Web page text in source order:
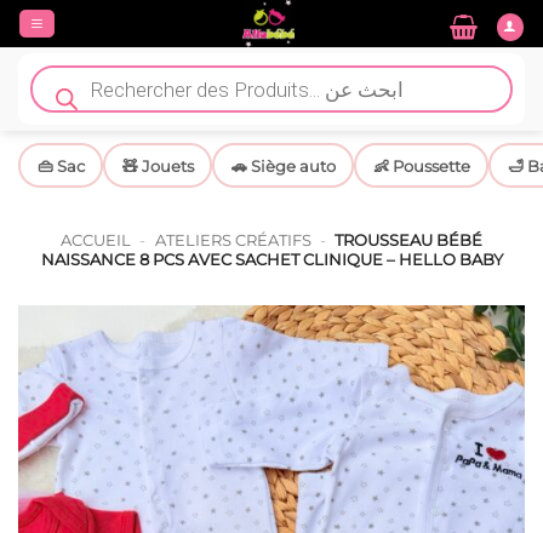
Passer
contenu
Recherche
de
produits
👜 Sac 🧸 Jouets 🚗 Siège auto 👶 Poussette 🛁
ACCUEIL - ATELIERS CRÉATIFS - TROUSSEAU BÉBÉ
NAISSANCE 8 PCS AVEC SACHET CLINIQUE – HELLO BABY